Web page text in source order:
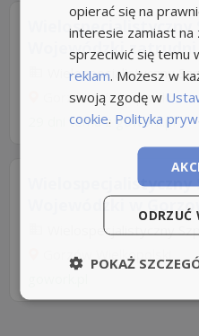
Wielospecjalistyczny
Wojewódzki
Wielospecjalistyczny
Gorzów Wielkopolski
29 dni temu z gowork.pl
Wojewódzki w
Wielospecjalistyczny
Gorzów Wielkopolski
opierać się na
interesie zamiast
sprzeciwić się temu
reklam. Możesz w
swoją zgodę w
cookie. Polityka
ODRZUĆ
POKAŻ